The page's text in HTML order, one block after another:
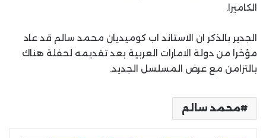
الكاميرا.
الجدير بالذكر ان الاستاند اب كوميديان محمد سالم قد عاد
مؤخرا من دولة الامارات العربية بعد تقديمه لحفلة هناك
بالتزامن مع عرض المسلسل الجديد.
محمد سالم